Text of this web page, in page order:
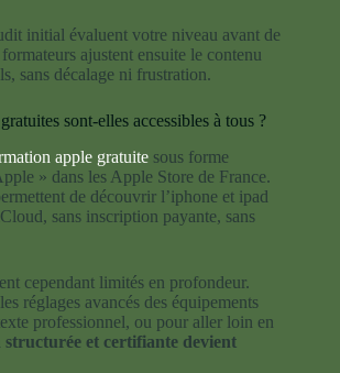
initial évaluent votre niveau avant de
ajustent ensuite le contenu
sans décalage ni frustration.
sont-elles accessibles à tous ?
apple gratuite sous forme
» dans les Apple Store de France.
de découvrir l’iphone et ipad
sans inscription payante, sans
cependant limités en profondeur.
réglages avancés des équipements
professionnel, ou pour aller loin en
et certifiante devient